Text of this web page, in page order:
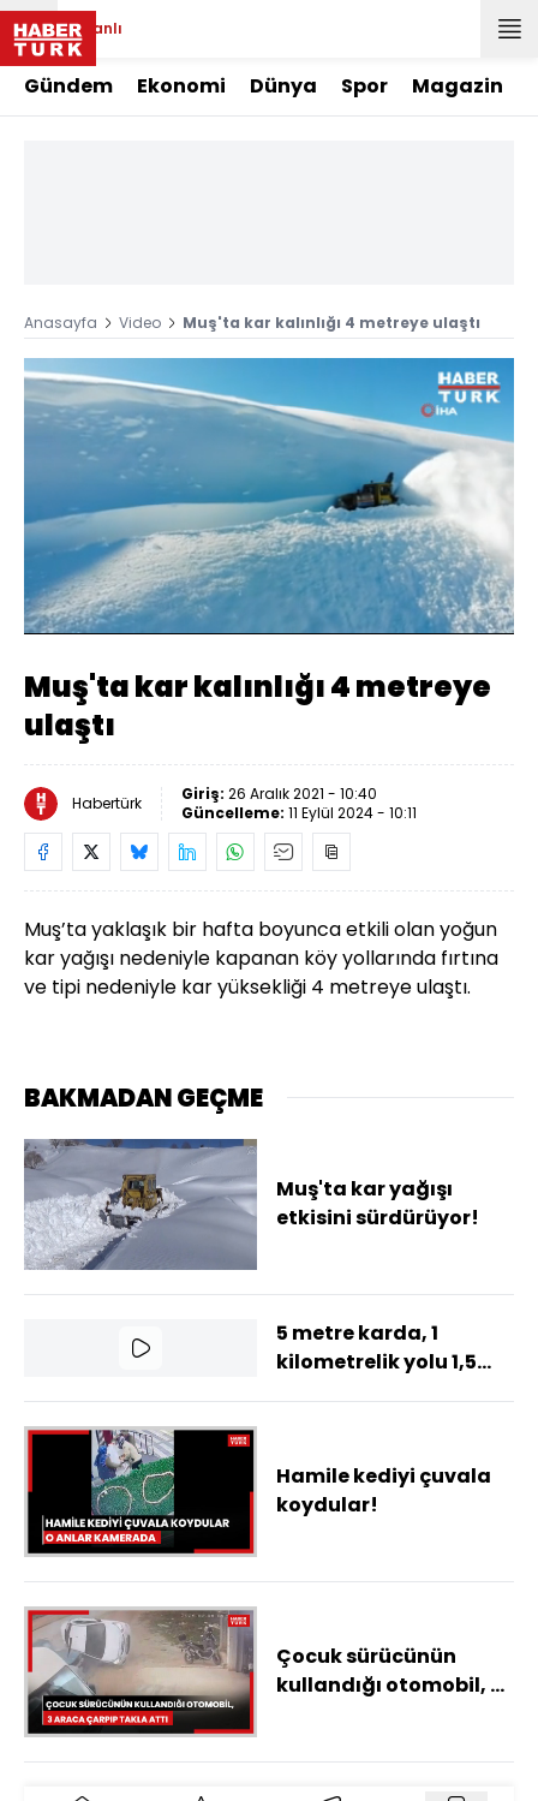
Canlı
Gündem Ekonomi Dünya Spor Magazin
Anasayfa Video Muş'ta kar kalınlığı 4 metreye ulaştı
Sesi
Aç
Yüklendi:
24.62%
Oynatma
Hızı
Muş'ta kar kalınlığı 4 metreye
ulaştı
Habertürk Giriş: 26 Aralık 2021 - 10:40
Güncelleme: 11 Eylül 2024 - 10:11
Muş’ta yaklaşık bir hafta boyunca etkili olan yoğun
kar yağışı nedeniyle kapanan köy yollarında fırtına
ve tipi nedeniyle kar yüksekliği 4 metreye ulaştı.
BAKMADAN GEÇME
Muş'ta kar yağışı
etkisini sürdürüyor!
5 metre karda, 1
kilometrelik yolu 1,5
Hamile kediyi çuvala
koydular!
Çocuk sürücünün
kullandığı otomobil, 3